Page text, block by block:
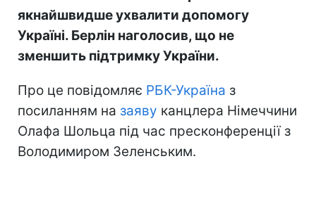
якнайшвидше ухвалити допомогу
Україні. Берлін наголосив, що не
зменшить підтримку України.
Про це повідомляє РБК-Україна з
посиланням на заяву канцлера Німеччини
Олафа Шольца під час пресконференції з
Володимиром Зеленським.